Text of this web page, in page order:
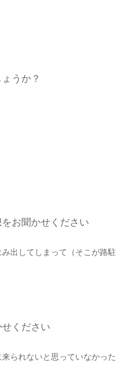
うか？
お聞かせください
出してしまって（そこが路駐
ください
られないと思っていなかった